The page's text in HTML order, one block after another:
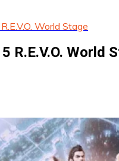
World Stage
R.E.V.O. World